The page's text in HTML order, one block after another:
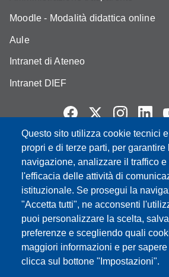
Questo sito utilizza cookie tecnici
propri e di terze parti, per garantire
navigazione, analizzare il traffico e
l'efficacia delle attività di
istituzionale. Se prosegui la
"Accetta tutti", ne acconsenti
puoi personalizzare la scelta,
preferenze e scegliendo quali
maggiori informazioni e per
clicca sul bottone "Impostazioni".
Moodle - Modalità didattica online
Aule
Intranet di Ateneo
Intranet DIEF
Partita IVA: 00427620364
e-mail: urp@unimore.it
PEC: primo contatto:
Indirizzo ReGIndE per notifica Atti
direzionelegale@pec.unimore.it
Sede di Modena: Via Università 4,
2056511 - Fax 059 245156
Sede di Reggio Emilia : Viale A. Allegri